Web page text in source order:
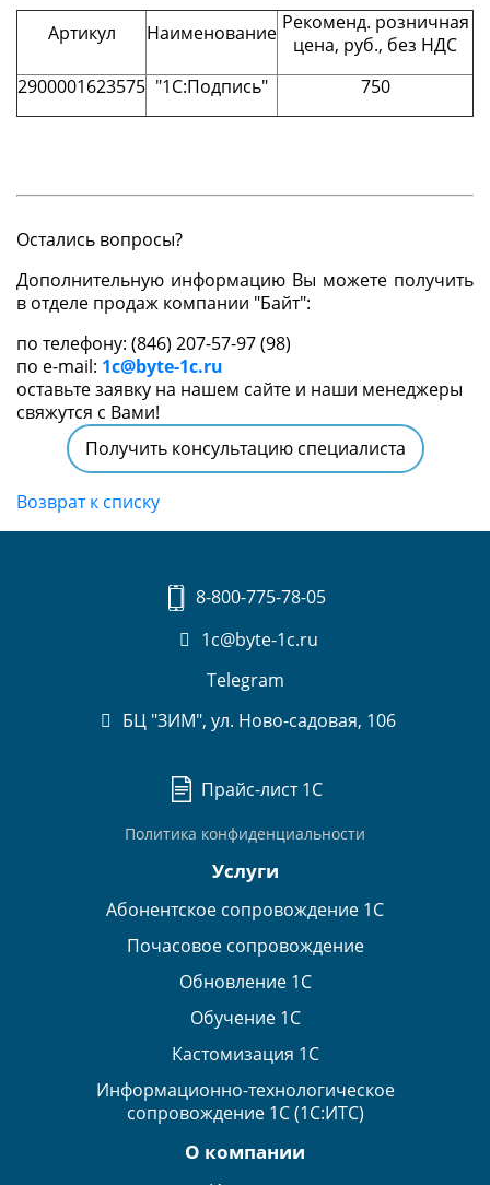
Артикул Наименование Рекоменд. розничная
цена, руб., без НДС
2900001623575 "1С:Подпись" 750
Остались вопросы?
Дополнительную информацию Вы можете получить
в отделе продаж компании "Байт":
по телефону: (846) 207-57-97 (98)
по e-mail: 1c@byte-1c.ru
оставьте заявку на нашем сайте и наши менеджеры
свяжутся с Вами!
Получить консультацию специалиста
Возврат к списку
8-800-775-78-05
1c@byte-1c.ru
Telegram
БЦ "ЗИМ", ул. Ново-садовая, 106
Прайс-лист 1С
Политика конфиденциальности
Услуги
Абонентское сопровождение 1С
Почасовое сопровождение
Обновление 1С
Обучение 1С
Кастомизация 1С
Информационно-технологическое
сопровождение 1С (1С:ИТС)
О компании